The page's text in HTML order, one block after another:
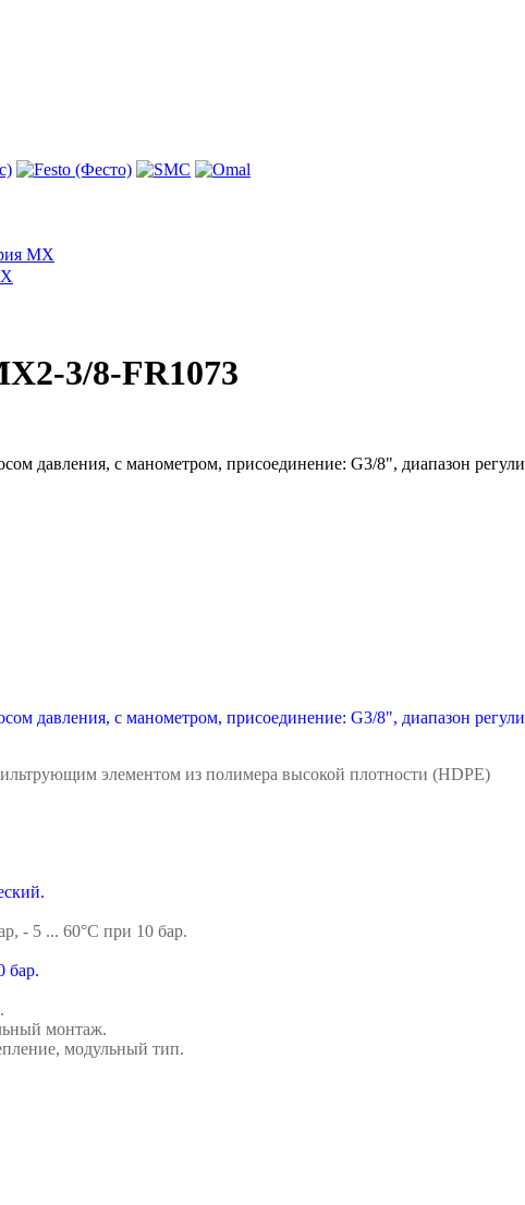
МX
3/8-FR1073
давления, с манометром, присоединение: G3/8", диапазон
давления, с манометром, присоединение: G3/8", диапазон
элементом из полимера высокой плотности (HDPE)
- 5 ... 60°С при 10 бар.
бар.
монтаж.
модульный тип.